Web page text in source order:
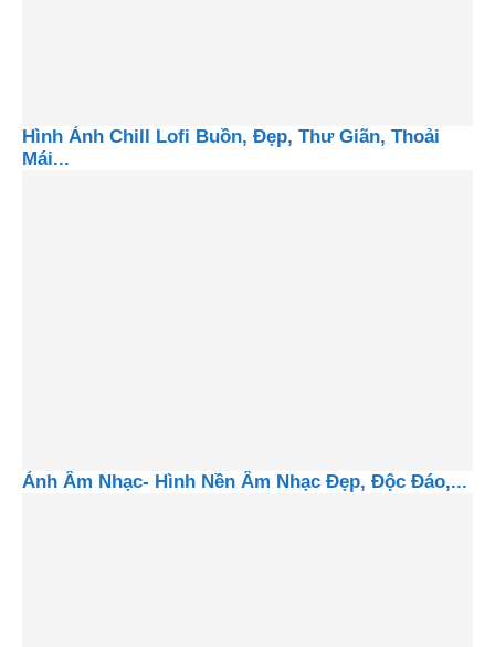
Hình Ảnh Chill Lofi Buồn, Đẹp, Thư Giãn, Thoải
Mái...
Ảnh Âm Nhạc- Hình Nền Âm Nhạc Đẹp, Độc Đáo,...